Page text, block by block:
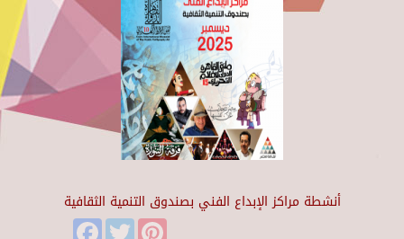
أنشطة مراكز الإبداع الفني بصندوق التنمية الثقافية
FacebookTwitter